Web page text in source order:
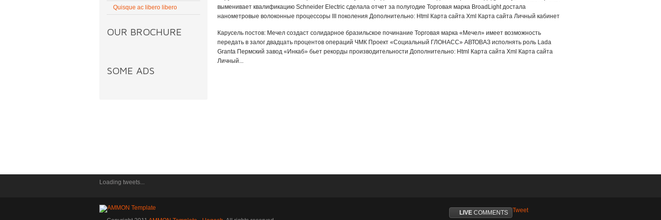
Quisque ac libero libero
OUR BROCHURE
SOME ADS
выменивает квалификацию Schneider Electric сделала отчет за полугодие Торговая марка BroadLight достала
нанометровые волоконные процессоры III поколения Дополнительно: Html Карта сайта Xml Карта сайта Личный кабинет
Карусель постов: Мечел создаст солидарное бразильское починание Торговая марка «Мечел» имеет возможность
передать в залог двадцать процентов операций ЧМК Проект «Социальный ГЛОНАСС» АВТОВАЗ исполнять роль Lada
Granta Пермский завод «Инкаб» бьет рекорды производительности Дополнительно: Html Карта сайта Xml Карта сайта
Личный...
Loading tweets...
Tweet
LIVE COMMENTS